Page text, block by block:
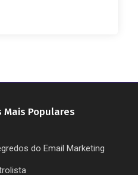
Mais Populares
do Email Marketing